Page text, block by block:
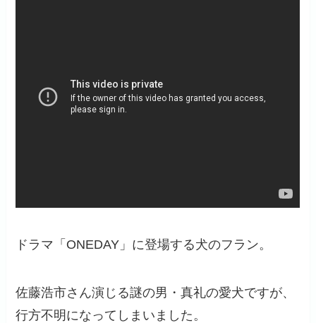
ドラマ「ONEDAY」に登場する犬のフラン。
佐藤浩市さん演じる謎の男・真礼の愛犬ですが、
行方不明になってしまいました。